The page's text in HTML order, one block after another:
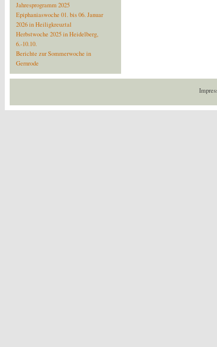
Jahresprogramm 2025
Epiphaniaswoche 01. bis 06. Januar
2026 in Heiligkreuztal
Herbstwoche 2025 in Heidelberg,
6.-10.10.
Berichte zur Sommerwoche in
Gernrode